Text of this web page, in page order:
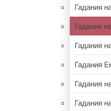
Гадания
Гадания
Гадания
Гадания
Гадания
Гадания